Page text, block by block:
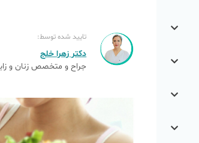
تایید شده توسط:
دکتر زهرا خلج
جراح و متخصص زنان و